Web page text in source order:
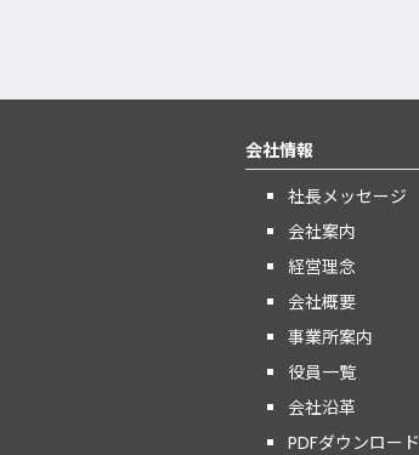
会社情報
社長メッセージ
会社案内
経営理念
会社概要
事業所案内
役員一覧
会社沿革
PDFダウンロード